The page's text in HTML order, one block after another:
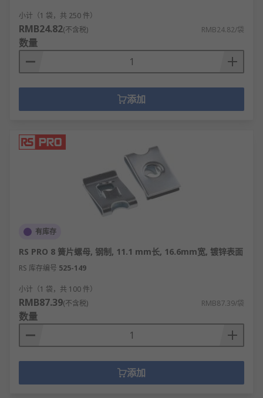
小计（1 袋，共 250 件）
RMB24.82(不含税) RMB24.82/袋
数量
添加
有库存
RS PRO 8 簧片螺母, 钢制, 11.1 mm长, 16.6mm宽, 镀锌表面
RS 库存编号 525-149
小计（1 袋，共 100 件）
RMB87.39(不含税) RMB87.39/袋
数量
添加